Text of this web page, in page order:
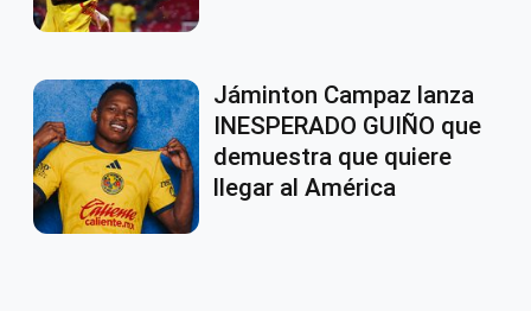
Jáminton Campaz lanza
INESPERADO GUIÑO que
demuestra que quiere
llegar al América